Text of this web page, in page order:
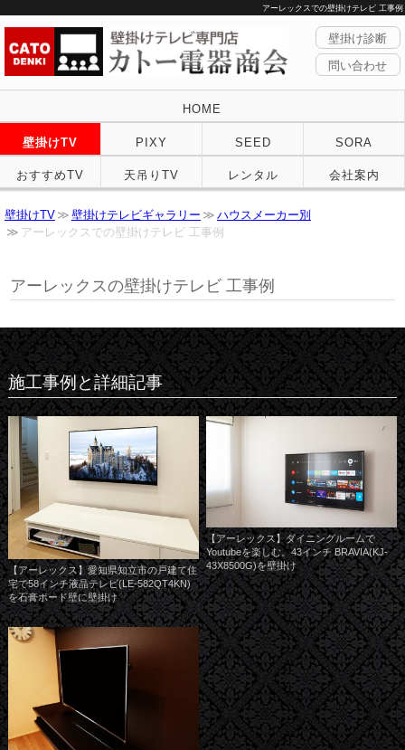
アーレックスでの壁掛けテレビ 工事例
壁掛け診断
問い合わせ
HOME
壁掛けTV PIXY SEED SORA
おすすめTV 天吊りTV レンタル 会社案内
壁掛けTV 壁掛けテレビギャラリー
ハウスメーカー別
アーレックスでの壁掛けテレビ 工事例
アーレックスの壁掛けテレビ 工事例
施工事例と詳細記事
【アーレックス】愛知県知立市の戸建て住
宅で58インチ液晶テレビ(LE-582QT4KN)
を石膏ボード壁に壁掛け
【アーレックス】ダイニングルームで
Youtubeを楽しむ。43インチ BRAVIA(KJ-
43X8500G)を壁掛け